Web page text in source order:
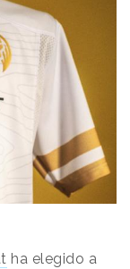
ha elegido a